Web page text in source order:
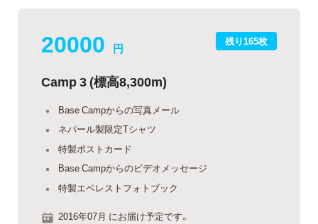
残り165枚
20000 円
Camp 3 (標高8,300m)
Base Campからの写真メール
ネパール製限定Tシャツ
特製ポストカード
Base Campからのビデオメッセージ
特製エベレストフォトブック
2016年07月 にお届け予定です。